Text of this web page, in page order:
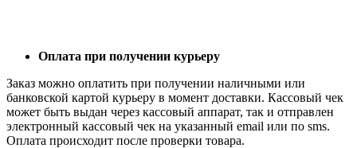
Оплата при получении курьеру
Заказ можно оплатить при получении наличными или
банковской картой курьеру в момент доставки. Кассовый чек
может быть выдан через кассовый аппарат, так и отправлен
электронный кассовый чек на указанный email или по sms.
Оплата происходит после проверки товара.